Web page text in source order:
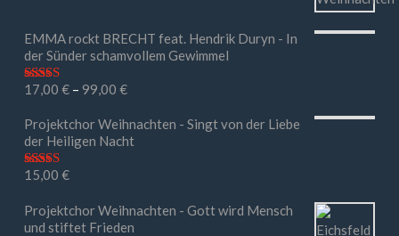
EMMA rockt BRECHT feat. Hendrik Duryn - In
der Sünder schamvollem Gewimmel
Bewertet mit
17,00 €– 99,00 €
Projektchor Weihnachten - Singt von der Liebe
der Heiligen Nacht
Bewertet mit
15,00 €
Projektchor Weihnachten - Gott wird Mensch
und stiftet Frieden